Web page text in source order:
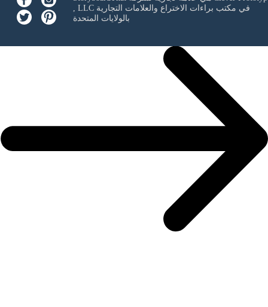
, LLCفي مكتب براءات الاختراع والعلامات التجارية
بالولايات المتحدة